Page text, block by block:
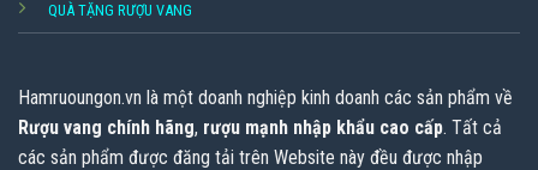
QUÀ TẶNG RƯỢU VANG
Hamruoungon.vn là một doanh nghiệp kinh doanh các sản phẩm về
Rượu vang chính hãng, rượu mạnh nhập khẩu cao cấp. Tất cả
các sản phẩm được đăng tải trên Website này đều được nhập